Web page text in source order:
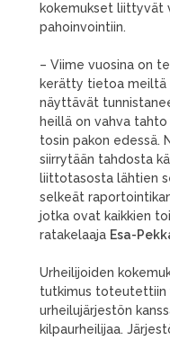
kokemukset liittyvät
pahoinvointiin.
– Viime vuosina on
kerätty tietoa meiltä
näyttävät
heillä on vahva
tosin pakon edessä.
siirrytään tahdosta
liittotasosta lähtien
selkeät
jotka ovat kaikkien
ratakelaaja Esa-
Urheilijoiden
tutkimus toteutettiin
urheilujärjestön
kilpaurheilijaa.